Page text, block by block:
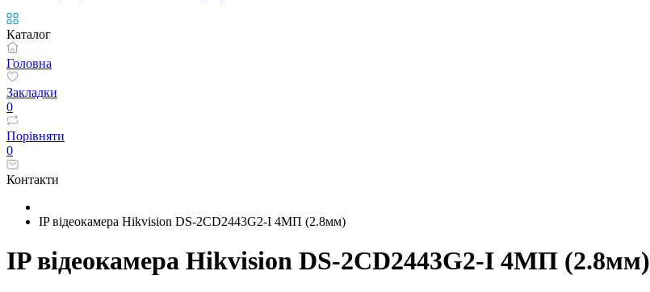
Каталог
Головна
Закладки
0
Порівняти
0
Контакти
IP відеокамера Hikvision DS-2CD2443G2-I 4МП (2.8мм)
IP відеокамера Hikvision DS-2CD2443G2-I 4МП (2.8мм)